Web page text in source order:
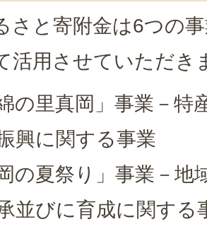
さと寄附金は6つの
活用させていただき
綿の里真岡」事業－
興に関する事業
岡の夏祭り」事業－
並びに育成に関する